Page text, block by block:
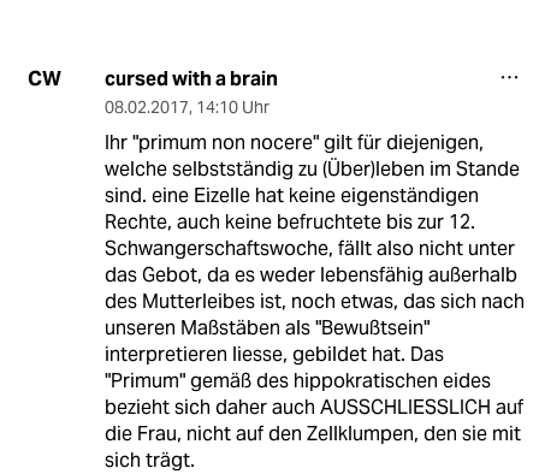
CW cursed with a brain
08.02.2017, 14:10 Uhr
Ihr "primum non nocere" gilt für diejenigen,
welche selbstständig zu (Über)leben im Stande
sind. eine Eizelle hat keine eigenständigen
Rechte, auch keine befruchtete bis zur 12.
Schwangerschaftswoche, fällt also nicht unter
das Gebot, da es weder lebensfähig außerhalb
des Mutterleibes ist, noch etwas, das sich nach
unseren Maßstäben als "Bewußtsein"
interpretieren liesse, gebildet hat. Das
"Primum" gemäß des hippokratischen eides
bezieht sich daher auch AUSSCHLIESSLICH auf
die Frau, nicht auf den Zellklumpen, den sie mit
sich trägt.